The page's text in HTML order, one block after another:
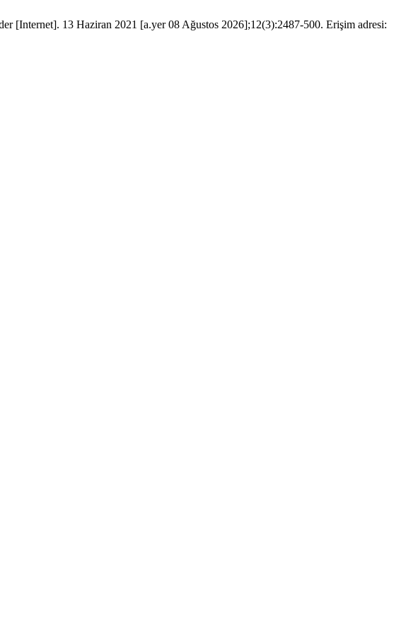
[Internet]. 13 Haziran 2021 [a.yer 08 Ağustos 2026];12(3):2487-500. Erişim adresi: